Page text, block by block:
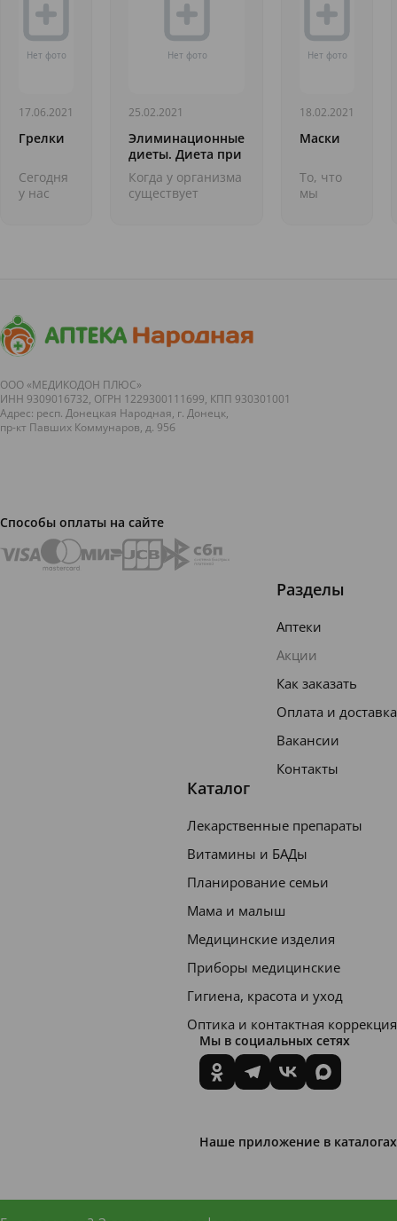
17.06.2021
Грелки
Cегодня
у нас
сани&raquo;
заранее!
Сейчас,...
25.02.2021
Элиминационные
диеты. Диета при
аллергии к яйцам
Когда у организма
существует
18.02.2021
Маски
То, что
мы
ООО «МЕДИКОДОН ПЛЮС»
ИНН 9309016732, ОГРН 1229300111699, КПП 930301001
Адрес: респ. Донецкая Народная, г. Донецк,
пр-кт Павших Коммунаров, д. 95б
Способы оплаты на сайте
Разделы
Аптеки
Акции
Как заказать
Оплата и доставка
Вакансии
Контакты
Каталог
Лекарственные препараты
Витамины и БАДы
Планирование семьи
Мама и малыш
Медицинские изделия
Приборы медицинские
Гигиена, красота и уход
Оптика и контактная коррекция
Мы в социальных сетях
Наше приложение в каталогах